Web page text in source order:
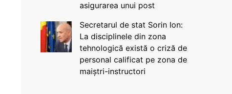
asigurarea unui post
Secretarul de stat Sorin Ion:
La disciplinele din zona
tehnologică există o criză de
personal calificat pe zona de
maiștri-instructori